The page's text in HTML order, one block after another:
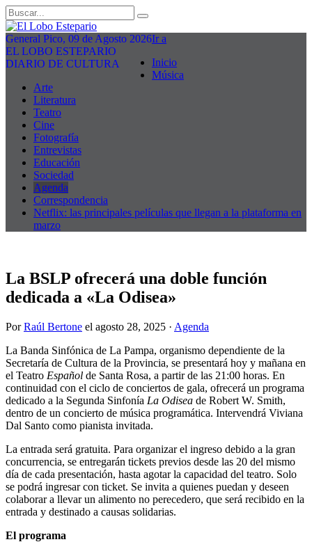
General Pico, 09 de Agosto 2026
EL LOBO ESTEPARIO
DIARIO DE CULTURA
Ir a
Inicio
Música
Arte
Literatura
Teatro
Cine
Fotografía
Entrevistas
Educación
Sociedad
Agenda
Correspondencia
Netflix: las principales películas que llegan a la plataforma en
marzo
La BSLP ofrecerá una doble función
dedicada a «La Odisea»
PorRaúl Bertone el agosto 28, 2025 · Agenda
La Banda Sinfónica de La Pampa, organismo dependiente de la
Secretaría de Cultura de la Provincia, se presentará hoy y mañana en
el Teatro Español de Santa Rosa, a partir de las 21:00 horas. En
continuidad con el ciclo de conciertos de gala, ofrecerá un programa
dedicado a la Segunda Sinfonía La Odisea de Robert W. Smith,
dentro de un concierto de música programática. Intervendrá Viviana
Dal Santo como pianista invitada.
La entrada será gratuita. Para organizar el ingreso debido a la gran
concurrencia, se entregarán tickets previos desde las 20 del mismo
día de cada presentación, hasta agotar la capacidad del teatro. Solo
se podrá ingresar con ticket. Se invita a quienes puedan y deseen
colaborar a llevar un alimento no perecedero, que será recibido en la
entrada y destinado a causas solidarias.
El programa